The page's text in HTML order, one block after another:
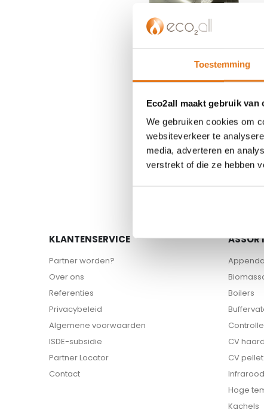
Toestemming
Eco2all maakt gebruik van
We gebruiken cookies om
websiteverkeer te
media, adverteren en
verstrekt of die ze hebben
gallerij
KLANTENSERVICE
Partner worden?
Over ons
Referenties
Privacybeleid
Algemene voorwaarden
ISDE-subsidie
Partner Locator
Contact
Boilers
CV haard
CV
Hoge
Kachels